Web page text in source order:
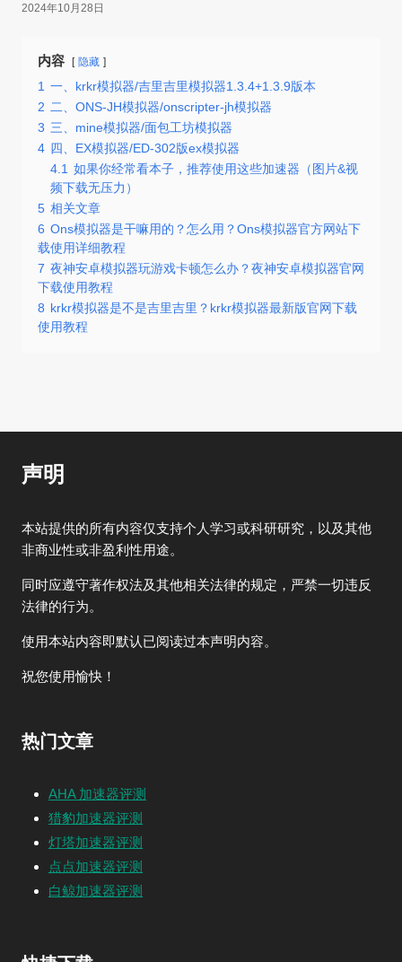
2024年10月28日
内容 隐藏
1 一、krkr模拟器/吉里吉里模拟器1.3.4+1.3.9版本
2 二、ONS-JH模拟器/onscripter-jh模拟器
3 三、mine模拟器/面包工坊模拟器
4 四、EX模拟器/ED-302版ex模拟器
4.1 如果你经常看本子，推荐使用这些加速器（图片&视
频下载无压力）
5 相关文章
6 Ons模拟器是干嘛用的？怎么用？Ons模拟器官方网站下
载使用详细教程
7 夜神安卓模拟器玩游戏卡顿怎么办？夜神安卓模拟器官网
下载使用教程
8 krkr模拟器是不是吉里吉里？krkr模拟器最新版官网下载
使用教程
声明
本站提供的所有内容仅支持个人学习或科研研究，以及其他
非商业性或非盈利性用途。
同时应遵守著作权法及其他相关法律的规定，严禁一切违反
法律的行为。
使用本站内容即默认已阅读过本声明内容。
祝您使用愉快！
热门文章
AHA 加速器评测
猎豹加速器评测
灯塔加速器评测
点点加速器评测
白鲸加速器评测